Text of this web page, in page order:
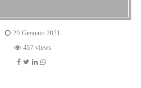
29 Gennaio 2021
457 views